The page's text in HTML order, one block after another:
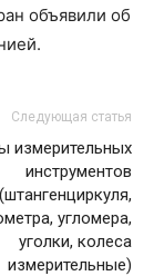
объявили об
Следующая статья
измерительных
инструментов
(штангенциркуля,
угломера,
уголки, колеса
измерительные)